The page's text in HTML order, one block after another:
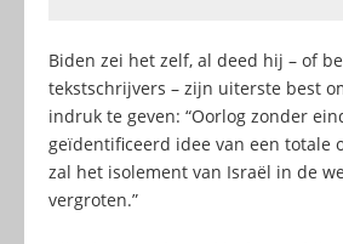
Biden zei het zelf, al deed hij – of
tekstschrijvers – zijn uiterste best
indruk te geven: “Oorlog zonder
geïdentificeerd idee van een totale
zal het isolement van Israël in de
vergroten.”